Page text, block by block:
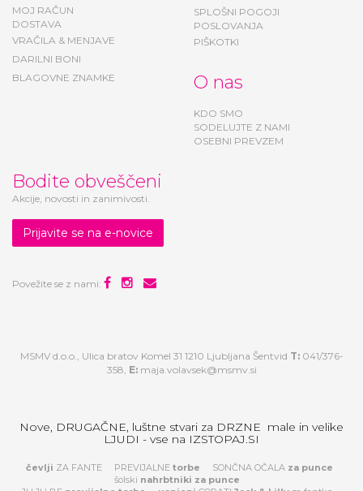
MOJ RAČUN
DOSTAVA
VRAČILA & MENJAVE
DARILNI BONI
BLAGOVNE ZNAMKE
SPLOŠNI POGOJI
POSLOVANJA
PIŠKOTKI
O nas
KDO SMO
SODELUJTE Z NAMI
OSEBNI PREVZEM
Bodite obveščeni
Akcije, novosti in zanimivosti.
Prijavite se na e-novice
Povežite se z nami:
MSMV d.o.o., Ulica bratov Komel 31 1210 Ljubljana Šentvid T:041/376-
358, E: maja.volavsek@msmv.si
Nove, DRUGAČNE, luštne stvari za DRZNE male in velike
LJUDI - vse na IZSTOPAJ.SI
čevlji ZA FANTE PREVIJALNE torbe SONČNA OČALA za punce
šolski nahrbtniki za punce